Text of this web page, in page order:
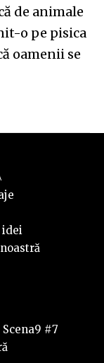
de animale
o pe pisica
oamenii se
idei
#7